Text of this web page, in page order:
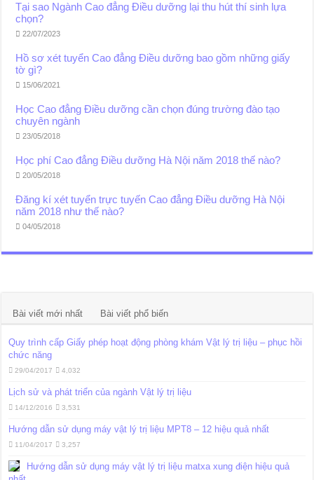
Tại sao Ngành Cao đẳng Điều dưỡng lại thu hút thí sinh lựa
chọn?
22/07/2023
Hồ sơ xét tuyển Cao đẳng Điều dưỡng bao gồm những giấy
tờ gì?
15/06/2021
Học Cao đẳng Điều dưỡng cần chọn đúng trường đào tạo
chuyên ngành
23/05/2018
Học phí Cao đẳng Điều dưỡng Hà Nội năm 2018 thế nào?
20/05/2018
Đăng kí xét tuyển trực tuyến Cao đẳng Điều dưỡng Hà Nội
năm 2018 như thế nào?
04/05/2018
Bài viết mới nhất Bài viết phổ biến
Quy trình cấp Giấy phép hoạt động phòng khám Vật lý trị liệu – phục hồi
chức năng
29/04/2017 4,032
Lịch sử và phát triển của ngành Vật lý trị liệu
14/12/2016 3,531
Hướng dẫn sử dụng máy vật lý trị liệu MPT8 – 12 hiệu quả nhất
11/04/2017 3,257
Hướng dẫn sử dụng máy vật lý trị liệu matxa xung điện hiệu quả